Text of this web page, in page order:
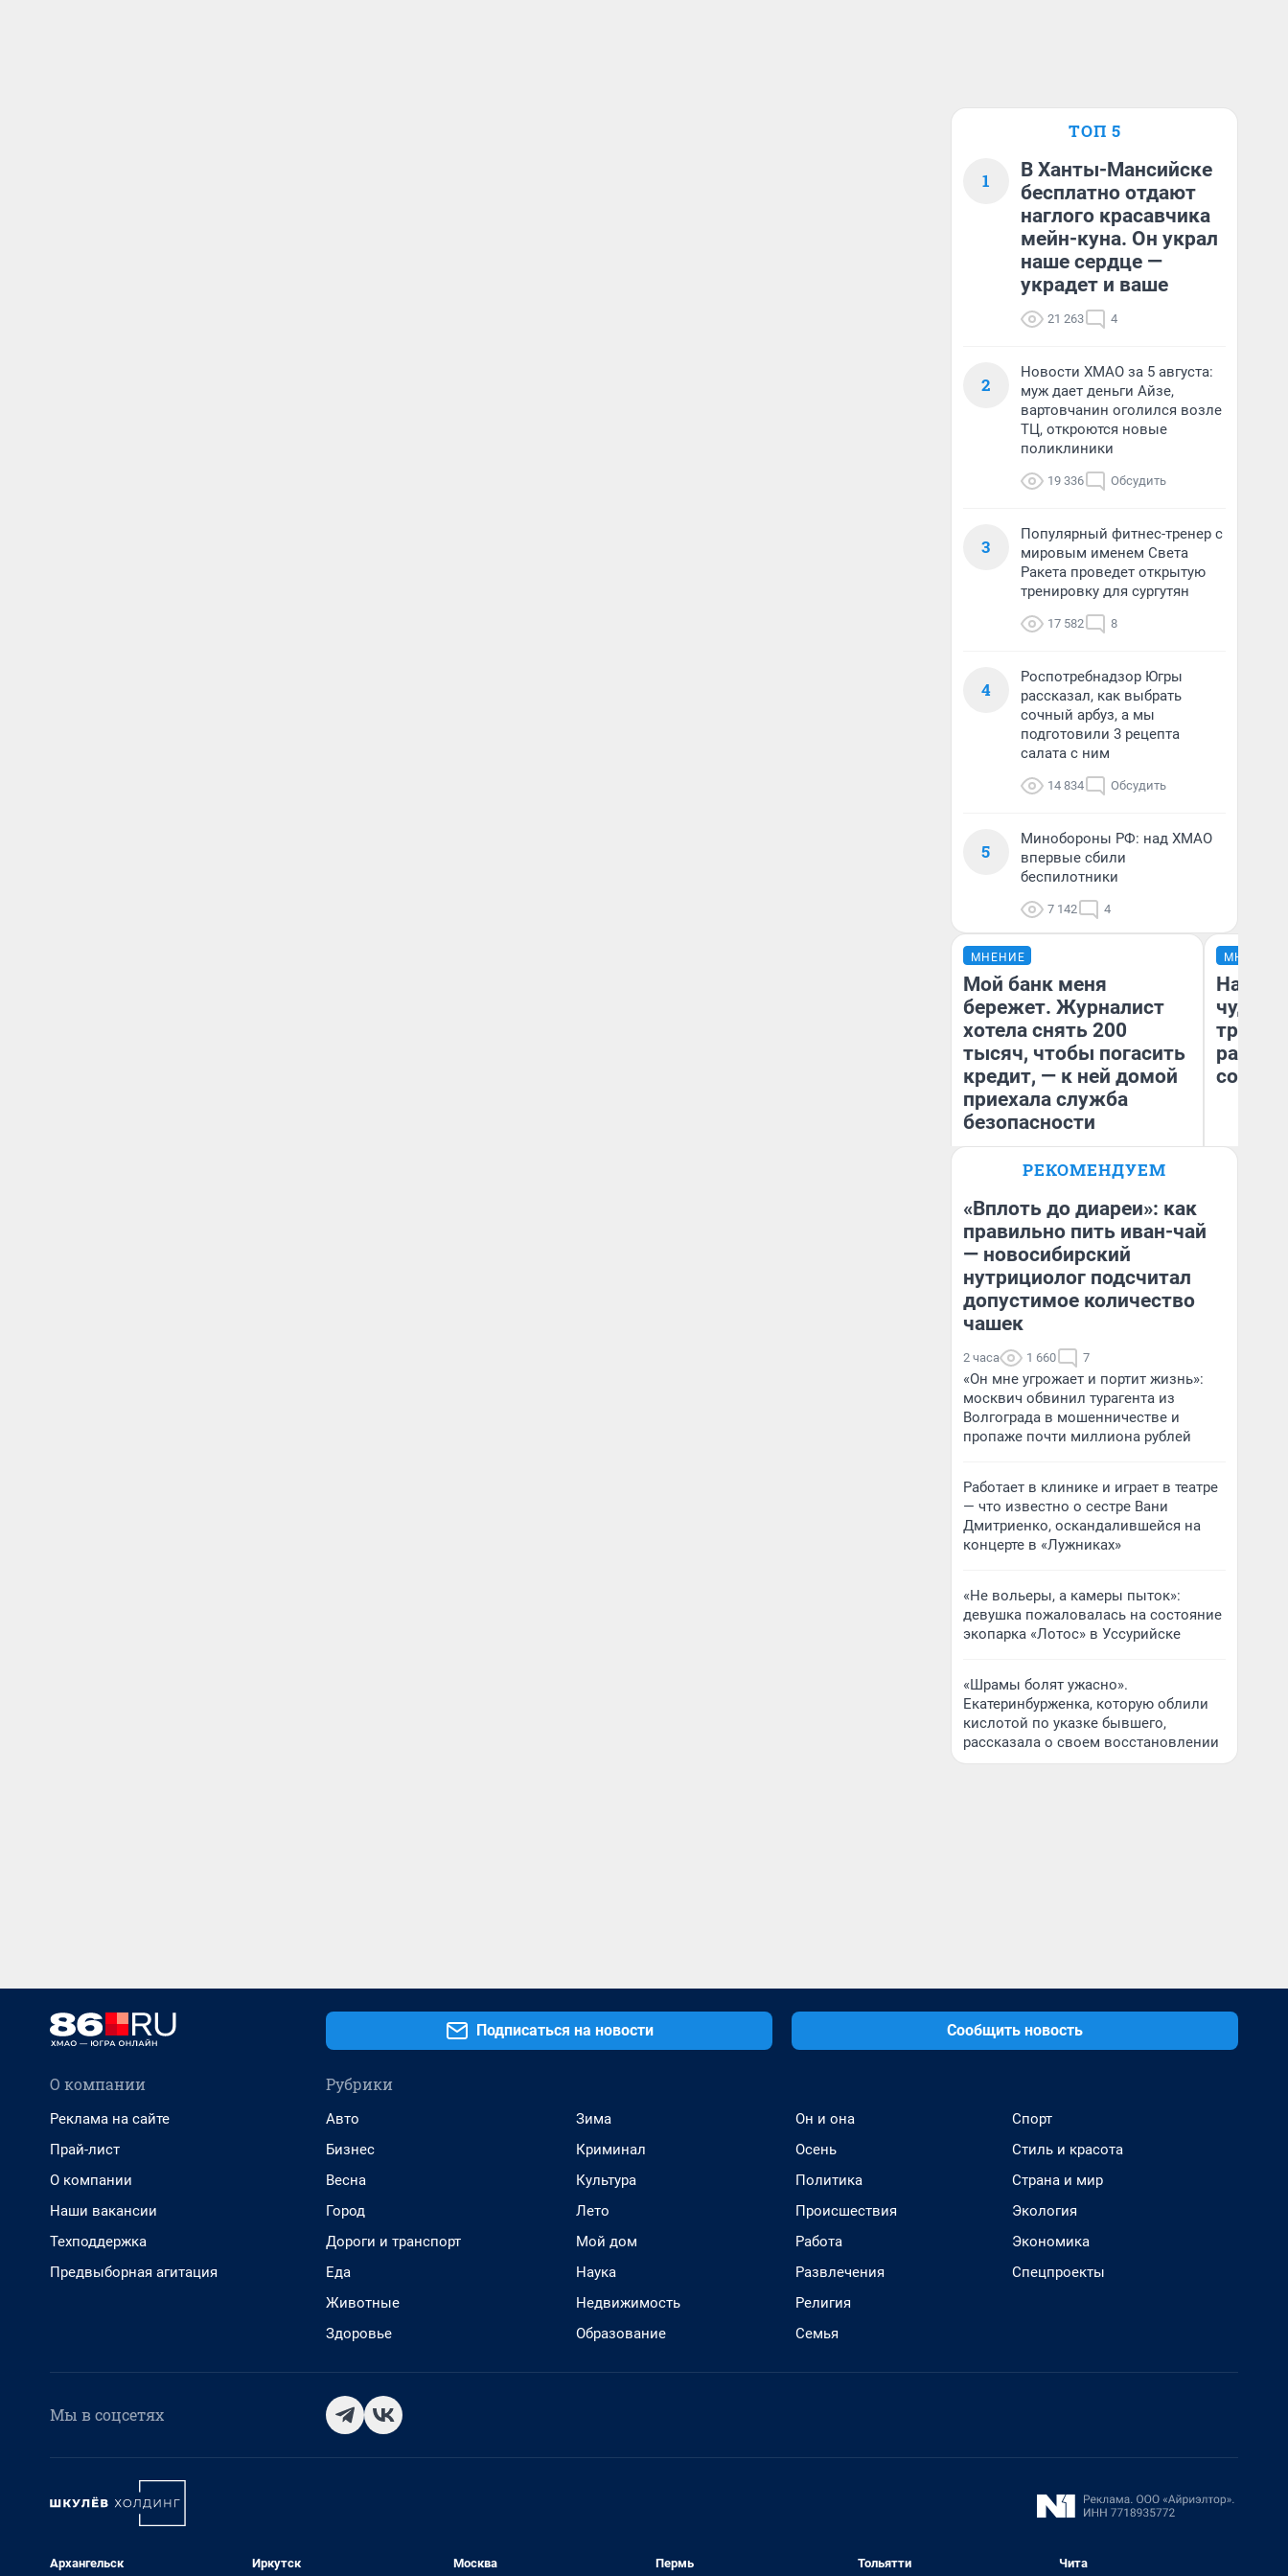
ТОП 5
1
В Ханты-Мансийске
бесплатно отдают
наглого красавчика
мейн-куна. Он украл
наше сердце —
украдет и ваше
21 263 4
2
Новости ХМАО за 5 августа:
муж дает деньги Айзе,
вартовчанин оголился возле
ТЦ, откроются новые
поликлиники
19 336 Обсудить
3
Популярный фитнес-тренер с
мировым именем Света
Ракета проведет открытую
тренировку для сургутян
17 582 8
4
Роспотребнадзор Югры
рассказал, как выбрать
сочный арбуз, а мы
подготовили 3 рецепта
салата с ним
14 834 Обсудить
5
Минобороны РФ: над ХМАО
впервые сбили
беспилотники
7 142 4
МНЕНИЕ
Мой банк меня
бережет. Журналист
хотела снять 200
тысяч, чтобы погасить
кредит, — к ней домой
приехала служба
безопасности
Ксения Владимирская
МНЕНИЕ
чудом
РЕКОМЕНДУЕМ
«Вплоть до диареи»: как
правильно пить иван-чай
— новосибирский
нутрициолог подсчитал
допустимое количество
чашек
2 часа 1 660 7
«Он мне угрожает и портит жизнь»:
москвич обвинил турагента из
Волгограда в мошенничестве и
пропаже почти миллиона рублей
Работает в клинике и играет в театре
— что известно о сестре Вани
Дмитриенко, оскандалившейся на
концерте в «Лужниках»
«Не вольеры, а камеры пыток»:
девушка пожаловалась на состояние
экопарка «Лотос» в Уссурийске
«Шрамы болят ужасно».
Екатеринбурженка, которую облили
кислотой по указке бывшего,
рассказала о своем восстановлении
Подписаться на новости Сообщить новость
О компании
Реклама на сайте
Прай-лист
О компании
Наши вакансии
Техподдержка
Предвыборная агитация
Рубрики
Авто
Бизнес
Весна
Город
Дороги и транспорт
Еда
Животные
Здоровье
Зима
Криминал
Культура
Лето
Мой дом
Наука
Недвижимость
Образование
Он и она
Осень
Политика
Происшествия
Работа
Развлечения
Религия
Семья
Спорт
Стиль и красота
Страна и мир
Экология
Экономика
Спецпроекты
Мы в соцсетях
Архангельск Иркутск Москва Пермь Тольятти Чита